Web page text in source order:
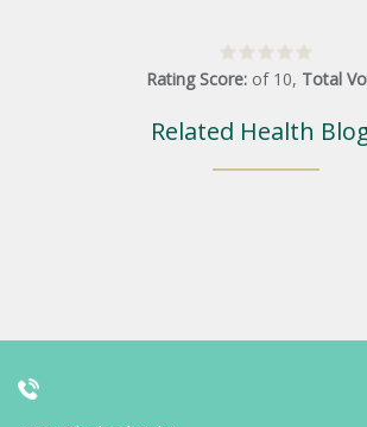
Rating Score: of 10, Total
Related Health